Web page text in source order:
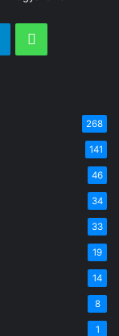
268
141
46
34
33
19
14
8
1